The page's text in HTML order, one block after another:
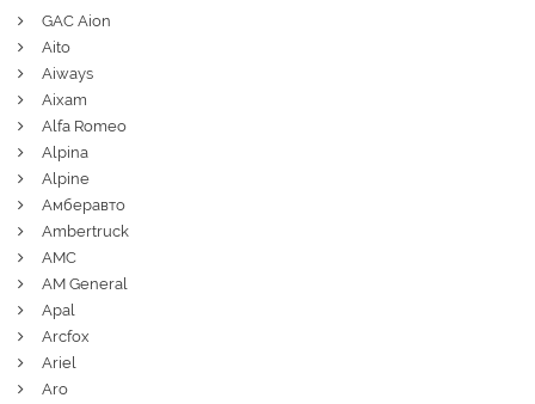
GAC Aion
Aito
Aiways
Aixam
Alfa Romeo
Alpina
Alpine
Амберавто
Ambertruck
AMC
AM General
Apal
Arcfox
Ariel
Aro